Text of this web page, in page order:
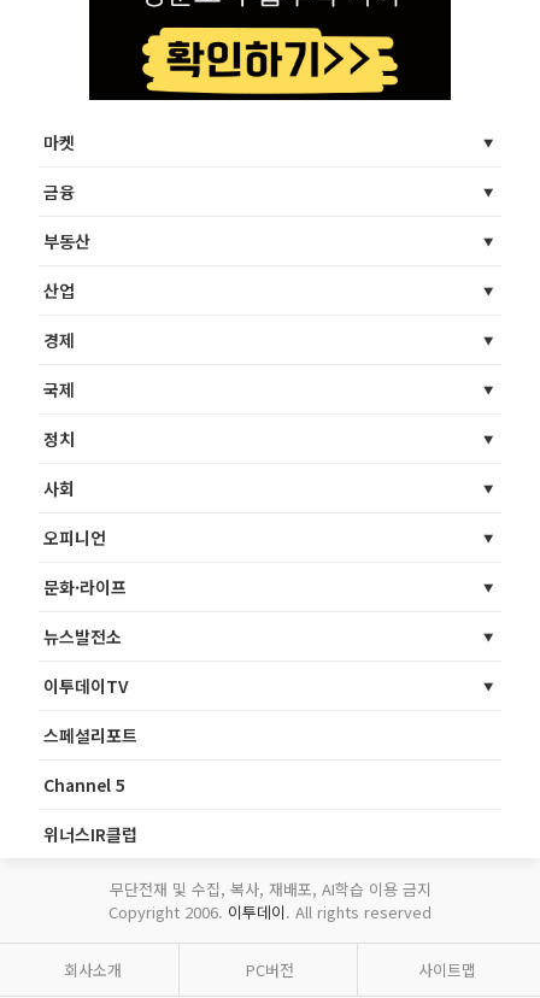
마켓
금융
부동산
산업
경제
국제
정치
사회
오피니언
문화·라이프
뉴스발전소
이투데이TV
스페셜리포트
Channel 5
위너스IR클럽
무단전재 및 수집, 복사, 재배포, AI학습 이용 금지
Copyright 2006. 이투데이. All rights reserved
회사소개 PC버전 사이트맵